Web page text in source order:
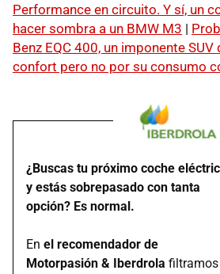
Performance en circuito. Y sí, un
hacer sombra a un BMW M3 |
Benz EQC 400, un imponente
confort pero no por su consumo
¿Buscas tu próximo coche
y estás sobrepasado con tanta
opción? Es normal.
En el recomendador de
Motorpasión & Iberdrola filtramos